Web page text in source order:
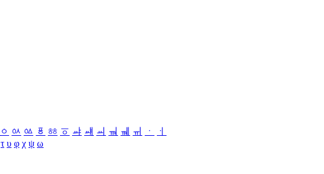
ㆁ ㆂ ㆃ ㆄ ㆅ ㆆ ㆇ ㆈ ㆉ ㆊ ㆋ ㆌ ㆍ
ㆎ
τ υ φ χ ψ ω